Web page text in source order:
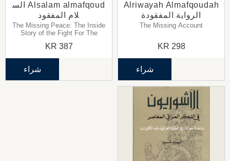
Alriwayah Almafqoudah
الرواية المفقودة
The Missing Account
298
شراء
Alsalam almafqoud الس
لام المفقود
The Missing Peace: The Inside
Story of the Fight For The
حول سلام الشرق الاوسط
387
شراء